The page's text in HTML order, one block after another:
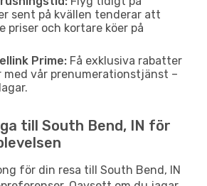
sent på kvällen tenderar att
priser och kortare köer på
Prime: Få exklusiva rabatter
med vår prenumerationstjänst –
till South Bend, IN för
för din resa till South Bend, IN